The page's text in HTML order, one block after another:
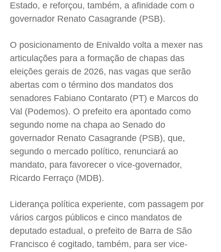
Wanda Sily
Publicidade Legal
Anuncie
Quem Somos
Expediente
Contato
Termos de Uso
Privacidade
Wanda Sily
Publicidade Legal
Anuncie
Quem Somos
Expediente
Contato
Termos de Uso
Privacidade
Wanda Sily
Publicidade Legal
Anuncie
Quem Somos
Expediente
Contato
Termos de Uso
Privacidade
Wanda Sily
Publicidade Legal
Anuncie
Quem Somos
Expediente
Contato
Termos de Uso
Privacidade
Estado, e reforçou, também, a afinidade com o
governador Renato Casagrande (PSB).
O posicionamento de Enivaldo volta a mexer nas
articulações para a formação de chapas das
eleições gerais de 2026, nas vagas que serão
abertas com o término dos mandatos dos
senadores Fabiano Contarato (PT) e Marcos do
Val (Podemos). O prefeito era apontado como
segundo nome na chapa ao Senado do
governador Renato Casagrande (PSB), que,
segundo o mercado político, renunciará ao
mandato, para favorecer o vice-governador,
Ricardo Ferraço (MDB).
Liderança política experiente, com passagem por
vários cargos públicos e cinco mandatos de
deputado estadual, o prefeito de Barra de São
Francisco é cogitado, também, para ser vice-